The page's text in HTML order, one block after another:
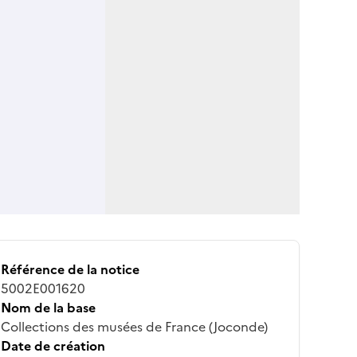
Référence de la notice
5002E001620
Nom de la base
Collections des musées de France (Joconde)
Date de création